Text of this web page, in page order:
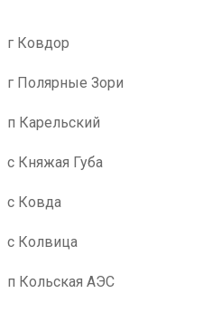
г Ковдор
г Полярные Зори
п Карельский
с Княжая Губа
с Ковда
с Колвица
п Кольская АЭС